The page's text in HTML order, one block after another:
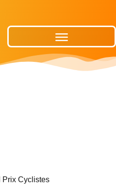
Prix Cyclistes